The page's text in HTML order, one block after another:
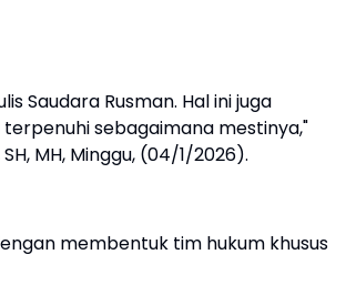
Saudara Rusman. Hal ini juga
sebagaimana mestinya,"
MH, Minggu, (04/1/2026).
membentuk tim hukum khusus